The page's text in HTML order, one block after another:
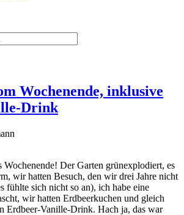
Wochenende, inklusive
Drink
Wochenende! Der Garten grünexplodiert, es
wir hatten Besuch, den wir drei Jahre nicht
fühlte sich nicht so an), ich habe eine
wir hatten Erdbeerkuchen und gleich
Erdbeer-Vanille-Drink. Hach ja, das war